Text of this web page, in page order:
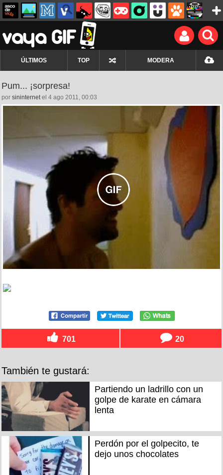
ÚLTIMOS TOP MODERA
Pum... ¡sorpresa!
por sininternetel 4 ago 2011, 00:03
701 20
También te gustará:
Partiendo un ladrillo con un
golpe de karate en cámara
lenta
Perdón por el golpecito, te
dejo unos chocolates